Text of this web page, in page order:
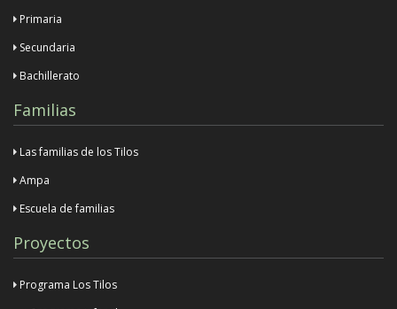
Primaria
Secundaria
Bachillerato
Familias
Las familias de los Tilos
Ampa
Escuela de familias
Proyectos
Programa Los Tilos